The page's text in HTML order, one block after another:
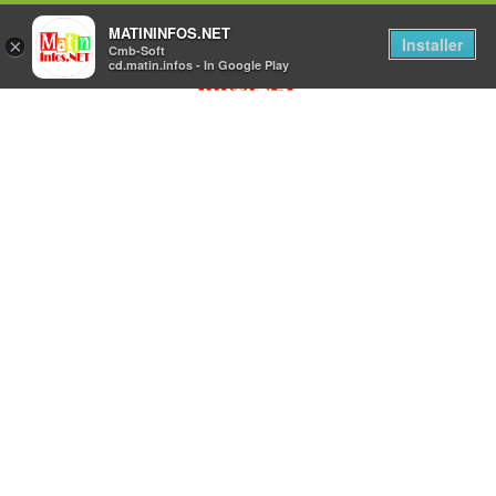
×
MATININFOS.NET
Cmb-Soft
cd.matin.infos - In Google Play
Installer